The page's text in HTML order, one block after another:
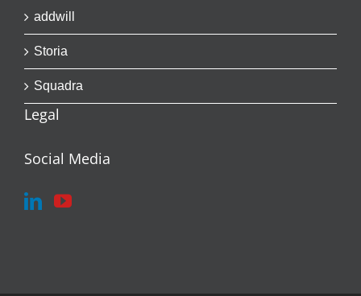
addwill
Storia
Squadra
Legal
Social Media